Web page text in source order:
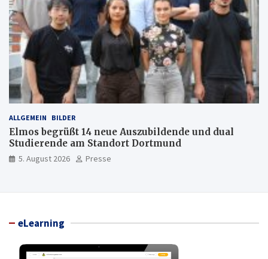
ALLGEMEIN BILDER
Elmos begrüßt 14 neue Auszubildende und dual
Studierende am Standort Dortmund
5. August 2026 Presse
eLearning